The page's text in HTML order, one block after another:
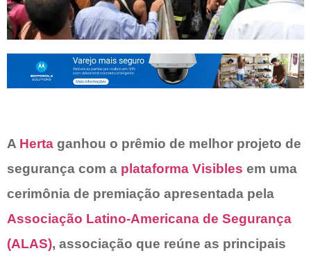
A Herta ganhou o prêmio de melhor projeto de
segurança com a plataforma Visibles em uma
cerimônia de premiação apresentada pela
Associação Latino-Americana de Segurança
(ALAS), associação que reúne as principais